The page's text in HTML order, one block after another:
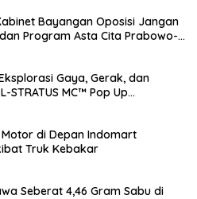
Bayangan Oposisi Jangan
Program Asta Cita Prabowo-
Gaya, Gerak, dan
STRATUS MC™ Pop Up
di Depan Indomart
Truk Kebakar
Seberat 4,46 Gram Sabu di